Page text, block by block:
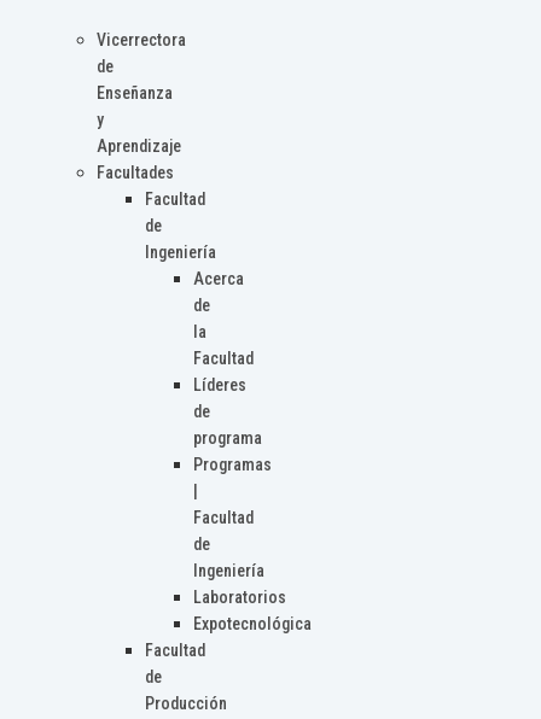
Vicerrectora
de
Enseñanza
y
Aprendizaje
Facultades
Facultad
de
Ingeniería
Acerca
de
la
Facultad
Líderes
de
programa
Programas
Facultad
de
Ingeniería
Laboratorios
Expotecnológica
Facultad
de
Producción